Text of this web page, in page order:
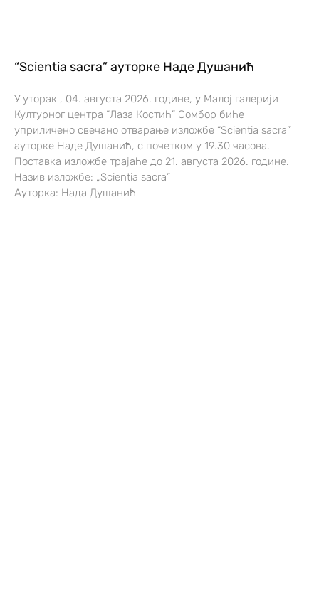
“Scientia sacra” ауторке Наде Душанић
У уторак , 04. августа 2026. године, у Малој галерији
Културног центра “Лаза Костић” Сомбор биће
уприличено свечано отварање изложбе “Scientia sacra”
ауторке Наде Душанић, с почетком у 19.30 часова.
Поставка изложбе трајаће до 21. августа 2026. године.
Назив изложбе: „Scientia sacra”
Ауторка: Нада Душанић